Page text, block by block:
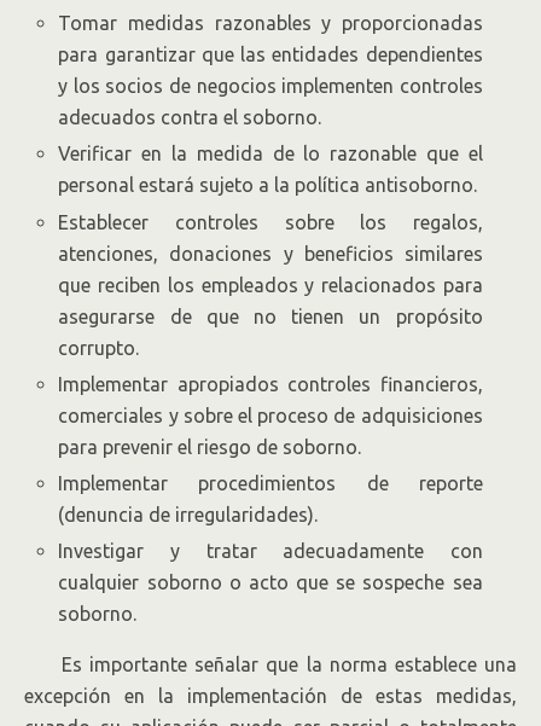
Tomar medidas razonables y proporcionadas
para garantizar que las entidades dependientes
y los socios de negocios implementen controles
adecuados contra el soborno.
Verificar en la medida de lo razonable que el
personal estará sujeto a la política antisoborno.
Establecer controles sobre los regalos,
atenciones, donaciones y beneficios similares
que reciben los empleados y relacionados para
asegurarse de que no tienen un propósito
corrupto.
Implementar apropiados controles financieros,
comerciales y sobre el proceso de adquisiciones
para prevenir el riesgo de soborno.
Implementar procedimientos de reporte
(denuncia de irregularidades).
Investigar y tratar adecuadamente con
cualquier soborno o acto que se sospeche sea
soborno.
Es importante señalar que la norma establece una
excepción en la implementación de estas medidas,